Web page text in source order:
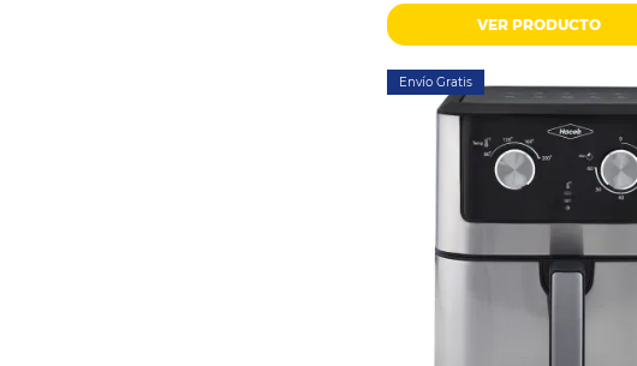
VER PRODUCTO
Envío Gratis